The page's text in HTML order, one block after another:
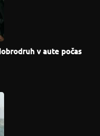
v aute počas